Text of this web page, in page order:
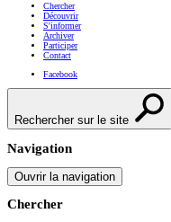
Chercher
Découvrir
S'informer
Archiver
Participer
Contact
Facebook
Rechercher sur le site
Navigation
Ouvrir la navigation
Chercher